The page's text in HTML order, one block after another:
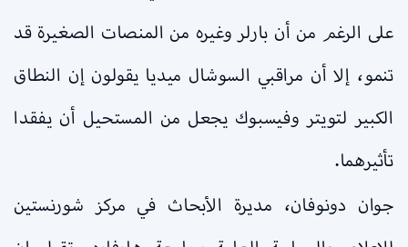
على الرغم من أن بارلر وغيره من المنصات الصغيرة قد
تنمو، إلا أن مراقبي السوشال ميديا يقولون إن النطاق
الكبير لتويتر وفيسبوك يجعل من المستحيل أن يفقدا
تأثيرهما.
جوان دونوفان، مديرة الأبحاث في مركز شورنستين